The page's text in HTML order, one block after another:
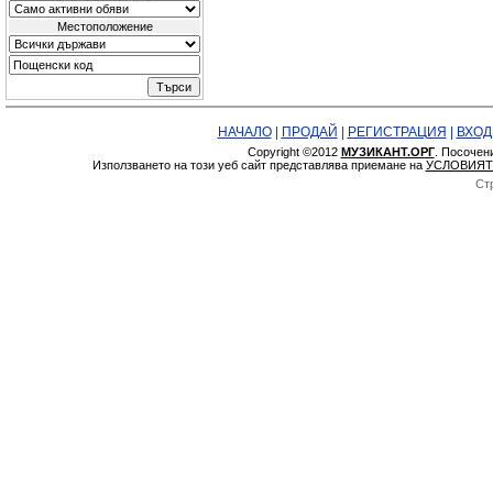
Местоположение
НАЧАЛО| ПРОДАЙ РЕГИСТРАЦИЯ ВХОД
Copyright ©2012 МУЗИКАНТ.ОРГ.
Използването на този уеб сайт представлява приемане на